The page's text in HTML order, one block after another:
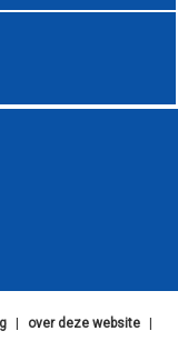
| over deze website |